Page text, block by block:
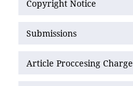
Copyright Notice
Submissions
Article Proccesing Charge